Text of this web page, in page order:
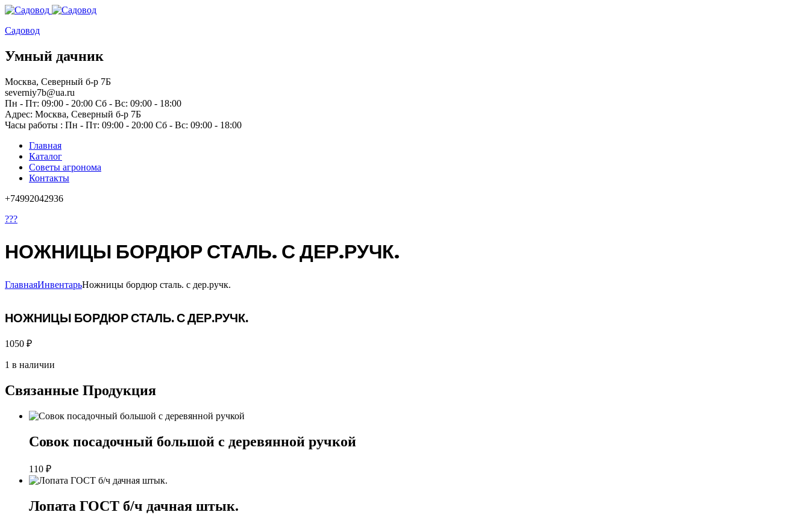
Садовод
Умный дачник
Москва, Северный б-р 7Б
severniy7b@ua.ru
Пн - Пт: 09:00 - 20:00 Сб - Вс: 09:00 - 18:00
Адрес: Москва, Северный б-р 7Б
Часы работы : Пн - Пт: 09:00 - 20:00 Сб - Вс: 09:00 - 18:00
Главная
Каталог
Советы агронома
Контакты
+74992042936
???
НОЖНИЦЫ БОРДЮР СТАЛЬ. С ДЕР.РУЧК.
ГлавнаяИнвентарьНожницы бордюр сталь. с дер.ручк.
НОЖНИЦЫ БОРДЮР СТАЛЬ. С ДЕР.РУЧК.
1050 ₽
1 в наличии
Связанные Продукция
Совок посадочный большой с деревянной ручкой
110 ₽
Лопата ГОСТ б/ч дачная штык.